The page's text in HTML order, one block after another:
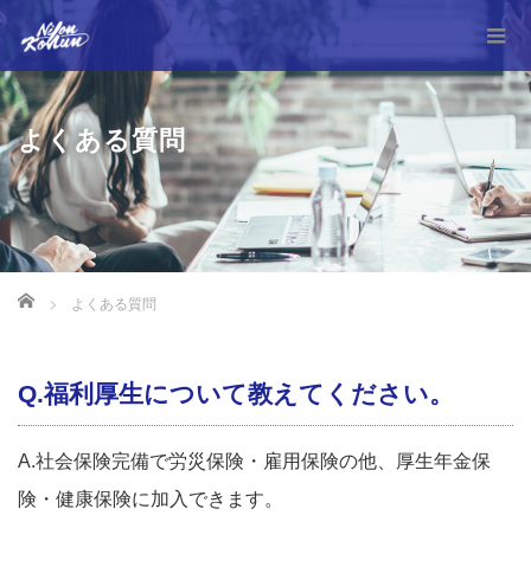
よくある質問
Home よくある質問
Q.福利厚生について教えてください。
A.社会保険完備で労災保険・雇用保険の他、厚生年金保
険・健康保険に加入できます。